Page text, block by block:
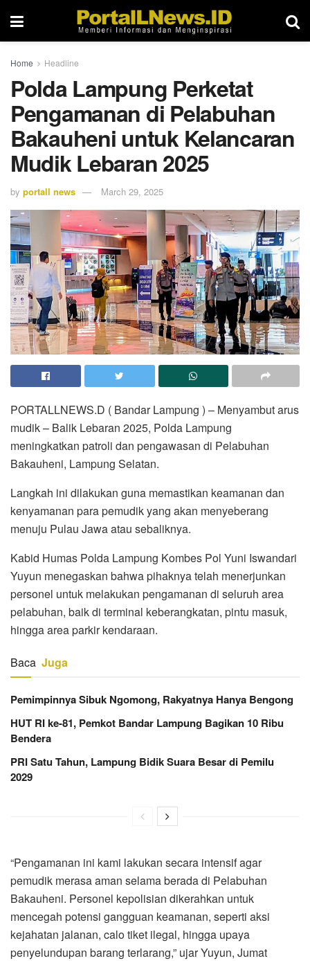
Home Headline
Polda Lampung Perketat
Pengamanan di Pelabuhan
Bakauheni untuk Kelancaran
Mudik Lebaran 2025
by portall news March 29, 2025
PORTALLNEWS.D ( Bandar Lampung ) – Menyambut arus
mudik – Balik Lebaran 2025, Polda Lampung
meningkatkan patroli dan pengawasan di Pelabuhan
Bakauheni, Lampung Selatan.
Langkah ini dilakukan guna memastikan keamanan dan
kenyamanan para pemudik yang akan menyeberang
menuju Pulau Jawa atau sebaliknya.
Kabid Humas Polda Lampung Kombes Pol Yuni Iswandari
Yuyun menegaskan bahwa pihaknya telah menerjunkan
personel untuk melakukan pengamanan di seluruh area
pelabuhan, baik di terminal keberangkatan, pintu masuk,
hingga area parkir kendaraan.
Baca Juga
Pemimpinnya Sibuk Ngomong, Rakyatnya Hanya Bengong
HUT RI ke-81, Pemkot Bandar Lampung Bagikan 10 Ribu
Bendera
PRI Satu Tahun, Lampung Bidik Suara Besar di Pemilu
2029
“Pengamanan ini kami lakukan secara intensif agar
pemudik merasa aman selama berada di Pelabuhan
Bakauheni. Personel kepolisian dikerahkan untuk
mencegah potensi gangguan keamanan, seperti aksi
kejahatan jalanan, calo tiket ilegal, hingga upaya
penyelundupan barang terlarang,” ujar Yuyun, Jumat